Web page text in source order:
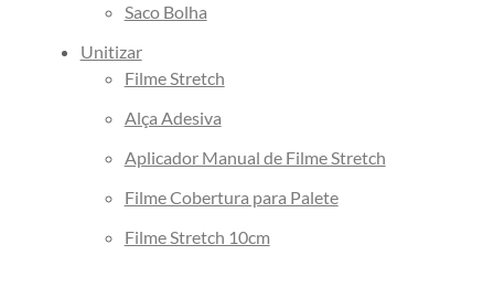
Fita de Arquear 10mm
Fita de Arquear 16mm
Selo para Fita de Arquear
Preço da Fita Gomada
Personalizada
Saco Bolha
Unitizar
Filme Stretch
Alça Adesiva
Aplicador Manual de Filme Stretch
Filme Cobertura para Palete
Filme Stretch 10cm